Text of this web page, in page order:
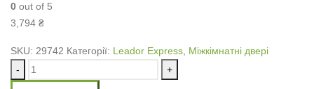
0 out of 5
3,794 ₴
SKU: 29742 Категорії: Leador Express Міжкімнатні двері
-
+